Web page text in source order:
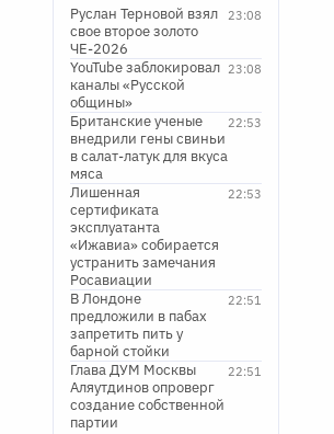
23:08
Руслан Терновой взял
свое второе золото
ЧЕ-2026
23:08
YouTube заблокировал
каналы «Русской
общины»
22:53
Британские ученые
внедрили гены свиньи
в салат-латук для вкуса
мяса
22:53
Лишенная
сертификата
эксплуатанта
«Ижавиа» собирается
устранить замечания
Росавиации
22:51
В Лондоне
предложили в пабах
запретить пить у
барной стойки
22:51
Глава ДУМ Москвы
Аляутдинов опроверг
создание собственной
партии